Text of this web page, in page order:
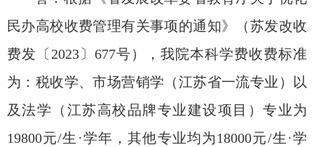
民办高校收费管理有关事项的通知》（苏发改收
费发〔 2023〕677号），我院本科学费收费标准
为：税收学、市场营销学（江苏省一流专业）以
及法学（江苏高校品牌专业建设项目）专业为
19800元/生·学年，其他专业均为18000元/生·学